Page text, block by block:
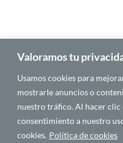
Valoramos tu
Usamos cookies para
mostrarle anuncios o
nuestro tráfico. Al hacer clic
consentimiento a nuestro
cookies. Política de cookies
Blog
Quiénes somos
Autores
Español